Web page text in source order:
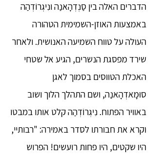
הדברים האלה בין סַנְדְהָאנַה ונִיגְרוֹדְהַה
באמצעות האוזן-השמימית הטהורה
העולה על טווח השמיעה האנושית. ולאחר
שירד מפסגת הנשרים, הגיע אל שטחי
האכלת הטווסים בסמוך לאגן
סוּמָאדְהָאנַה, ושם התהלך הלוך ושוב
באוויר הפתוח. נִיגְרוֹדְהַה קלט אותו במבטו
וקרא את חבורתו לסדר באמירה: "רבותיי,
היו שקטים, היו פחות רועשים! הפרוש